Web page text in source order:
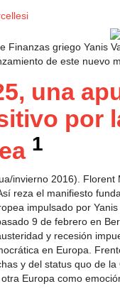
Finanzas griego Yanis
de este nuevo
una
por
1
invierno 2016). Florent
reza el manifiesto
impulsado por
9 de febrero en
y recesión
en Europa.
y del status quo de
Europa como